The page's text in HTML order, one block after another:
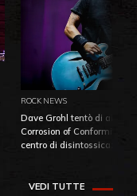
ROCK NEWS
Dave Grohl tentò di
Corrosion of Conformity
centro di
VEDI TUTTE